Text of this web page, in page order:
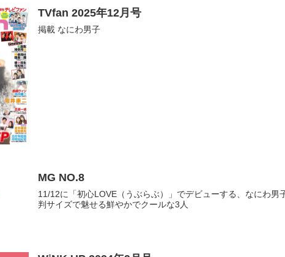
TVfan 2025年12月号
掲載 なにわ男子
MG NO.8
11/12に「初心LOVE（うぶらぶ）」でデビューする、なにわ
判サイズで魅せる鮮やかでクールな3人